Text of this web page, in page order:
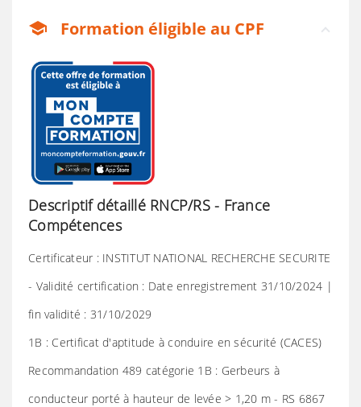
school Formation éligible au CPF
Descriptif détaillé RNCP/RS - France
Compétences
Certificateur : INSTITUT NATIONAL RECHERCHE SECURITE
- Validité certification : Date enregistrement 31/10/2024 |
fin validité : 31/10/2029
1B : Certificat d'aptitude à conduire en sécurité (CACES)
Recommandation 489 catégorie 1B : Gerbeurs à
conducteur porté à hauteur de levée > 1,20 m - RS 6867